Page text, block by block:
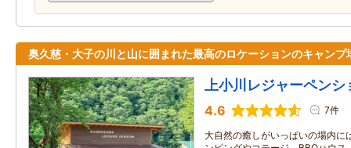
奥久慈・大子の川と山に囲まれた最高のロケーションのキャンプ
上小川レジャーペンシ
4.6 7件
大自然の癒しがいっぱいの場内に